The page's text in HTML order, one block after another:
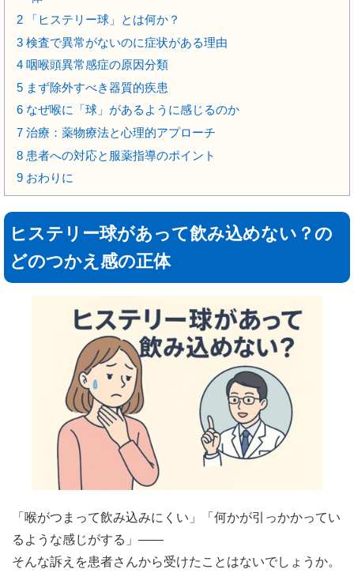
2 「ヒステリー球」とは何か？
3 検査で異常がないのに症状がある理由
4 咽喉頭異常感症の原因分類
5 まず除外すべき器質的疾患
6 なぜ喉に「球」があるように感じるのか
7 治療：薬物療法と心理的アプローチ
8 患者への対応と服薬指導のポイント
9 おわりに
ヒステリー球があって飲み込めない？の
どのつかえ感の正体
「喉がつまって飲み込みにくい」「何かが引っかかってい
るような感じがする」――
そんな訴えを患者さんから受けたことはないでしょうか。